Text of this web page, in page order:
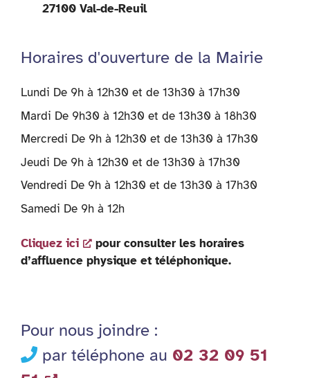
27100 Val-de-Reuil
Horaires d'ouverture de la Mairie
Lundi De 9h à 12h30 et de 13h30 à 17h30
Mardi De 9h30 à 12h30 et de 13h30 à 18h30
Mercredi De 9h à 12h30 et de 13h30 à 17h30
Jeudi De 9h à 12h30 et de 13h30 à 17h30
Vendredi De 9h à 12h30 et de 13h30 à 17h30
Samedi De 9h à 12h
Cliquez ici
pour consulter les horaires
d’affluence physique et téléphonique.
Pour nous joindre :
par téléphone au 02 32 09 51